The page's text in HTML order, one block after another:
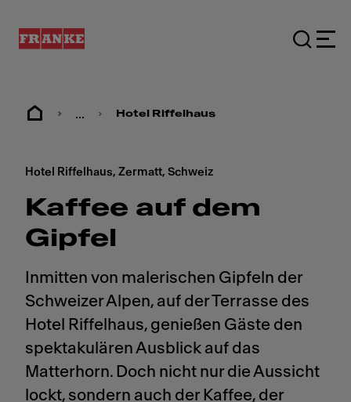
... Hotel Riffelhaus
Hotel Riffelhaus, Zermatt, Schweiz
Kaffee auf dem
Gipfel
Inmitten von malerischen Gipfeln der
Schweizer Alpen, auf der Terrasse des
Hotel Riffelhaus, genießen Gäste den
spektakulären Ausblick auf das
Matterhorn. Doch nicht nur die Aussicht
lockt, sondern auch der Kaffee, der